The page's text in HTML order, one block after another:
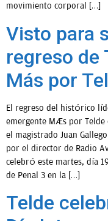
movimiento corporal […]
Visto para
regreso de
Más por
El regreso del histórico
emergente Más por
el magistrado Juan
por el director de Radio
celebró este martes, día
de Penal 3 en la […]
Telde